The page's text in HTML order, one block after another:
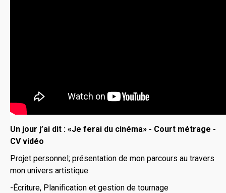
Un jour j’ai dit : «Je ferai du cinéma» - Court métrage -
CV vidéo
Projet personnel; présentation de mon parcours au travers
mon univers artistique
-Écriture, Planification et gestion de tournage